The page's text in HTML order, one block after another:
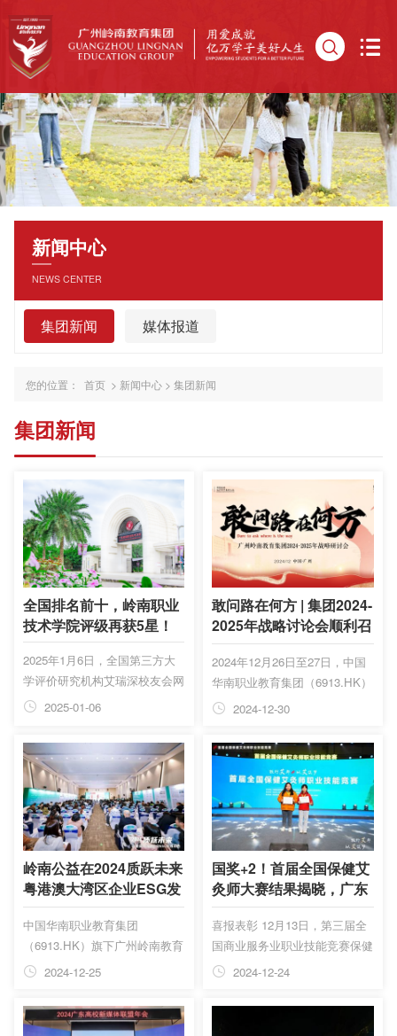
新闻中心
NEWS CENTER
集团新闻 媒体报道
您的位置： 首页 > 新闻中心 > 集团新闻
集团新闻
全国排名前十，岭南职业
技术学院评级再获5星！
2025年1月6日，全国第三方大
学评价研究机构艾瑞深校友会网
(Cuaa.net)正式发布校友会
连续第23年发布。 在今年上榜
的民办高职院校中，中国华南职
业教育集团（6913.HK）旗下广
东岭南职业技术学院评级5星，
排名第6，位居校友会2025中国
民办高职院校排名前10强。 校
友会中国大学排名首发于2003
年，至今已有23年的历史，已
成为具有广泛社会影响力、公信
力、参考价值与创新力的中国大
学排名领先品牌。“校友...
2025-01-06
敢问路在何方 | 集团2024-
2025年战略讨论会顺利召
开
2024年12月26日至27日，中国
华南职业教育集团（6913.HK）
旗下广州岭南教育集团2024-
花园酒店隆重举办。此次会议
以“敢问路在何方”为主题，聚集
团各单位众力，讨论十四·五到
十五·五衔接节点上集团未来的
战略方向。岭南教育集团董事长
周兰庆、总裁韩利庆携集团领导
班子、集团各事业部门负责人及
核心管理层近四十人出席会议。
集团董事长周兰庆发表会议致
辞，她提到2025年是集团十四·
五战略规划的收...
2024-12-30
岭南公益在2024质跃未来
粤港澳大湾区企业ESG发
展年会上获得多项大奖
中国华南职业教育集团
（6913.HK）旗下广州岭南教育
集团联合创始人贺惠芬，广州岭
三星捐赠达人；在社会组织捐赠
活动榜样中岭南基金会获颁四星
2024-12-25
国奖+2！首届全国保健艾
灸师大赛结果揭晓，广东
岭南现代技师学院教师闪
耀国赛舞台
喜报表彰 12月13日，第三届全
国商业服务业职业技能竞赛保健
艾灸师职业技能竞赛总决赛
次竞赛由中国商业技师协会、中
国就业培训技术指导中心、中国
2024-12-24